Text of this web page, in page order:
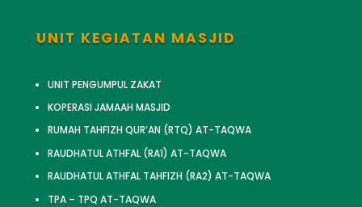
UNIT KEGIATAN MASJID
UNIT PENGUMPUL ZAKAT
KOPERASI JAMAAH MASJID
RUMAH TAHFIZH QUR’AN (RTQ) AT-TAQWA
RAUDHATUL ATHFAL (RA1) AT-TAQWA
RAUDHATUL ATHFAL TAHFIZH (RA2) AT-TAQWA
TPA – TPQ AT-TAQWA